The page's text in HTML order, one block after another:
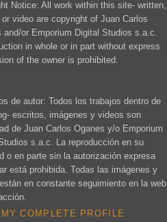
Notice: All work within this site- written,
or video are copyright of Juan Carlos
and/or Emporium Digital Studios s.a.c.
in whole or in part without express
of the owner is prohibited.
de autor: Todos los trabajos dentro de
escritos, imágenes y videos son
de Juan Carlos Oganes y/o Emporium
s.a.c. La reproducción en su
o en parte sin la autorización expresa
está prohibida. Todas las imágenes y
en constante seguimiento en la web
COMPLETE PROFILE